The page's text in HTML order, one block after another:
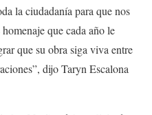
la ciudadanía para que nos
que cada año le
que su obra siga viva entre
dijo Taryn Escalona